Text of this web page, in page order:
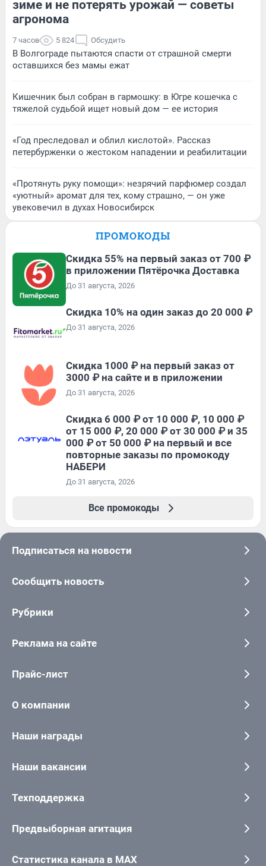
зиме и не потерять урожай — советы
агронома
7 часов 5 824 Обсудить
В Волгограде пытаются спасти от страшной смерти
оставшихся без мамы ежат
Кишечник был собран в гармошку: в Югре кошечка с
тяжелой судьбой ищет новый дом — ее история
«Год преследовал и облил кислотой». Рассказ
петербурженки о жестоком нападении и реабилитации
«Протянуть руку помощи»: незрячий парфюмер создал
«уютный» аромат для тех, кому страшно, — он уже
увековечил в духах Новосибирск
ПРОМОКОДЫ
Скидка 55% на первый заказ от 700 ₽
в приложении Пятёрочка Доставка
До 31 августа, 2026
Скидка 10% на один заказ до 20 000 ₽
До 31 августа, 2026
Скидка 1000 ₽ на первый заказ от
3000 ₽ на сайте и в приложении
До 31 августа, 2026
Скидка 6 000 ₽ от 10 000 ₽, 10 000 ₽
от 15 000 ₽, 20 000 ₽ от 30 000 ₽ и 35
000 ₽ от 50 000 ₽ на первый и все
повторные заказы по промокоду
НАБЕРИ
До 31 августа, 2026
Все промокоды
Подписаться на новости
Сообщить новость
Рубрики
Реклама на сайте
Прайс-лист
О компании
Наши награды
Наши вакансии
Техподдержка
Предвыборная агитация
Статистика канала в MAX